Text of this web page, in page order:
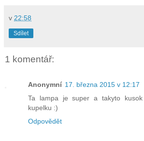
v 22:58
Sdílet
1 komentář:
Anonymní 17. března 2015 v 12:17
Ta lampa je super a takyto
kupelku :)
Odpovědět